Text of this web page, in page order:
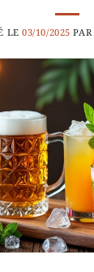
LE03/10/2025 PAR